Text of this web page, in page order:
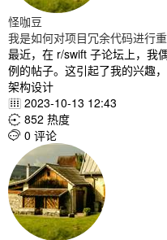
怪咖豆
我是如何对项目冗余代码进行
最近，在 r/swift 子论坛上，我
例的帖子。这引起了我的兴趣
架构设计
 2023-10-13 12:43
 852 热度
 0 评论